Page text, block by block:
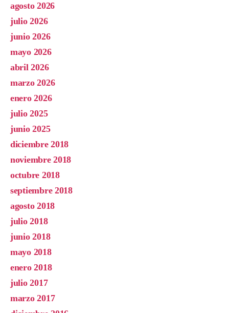
agosto 2026
julio 2026
junio 2026
mayo 2026
abril 2026
marzo 2026
enero 2026
julio 2025
junio 2025
diciembre 2018
noviembre 2018
octubre 2018
septiembre 2018
agosto 2018
julio 2018
junio 2018
mayo 2018
enero 2018
julio 2017
marzo 2017